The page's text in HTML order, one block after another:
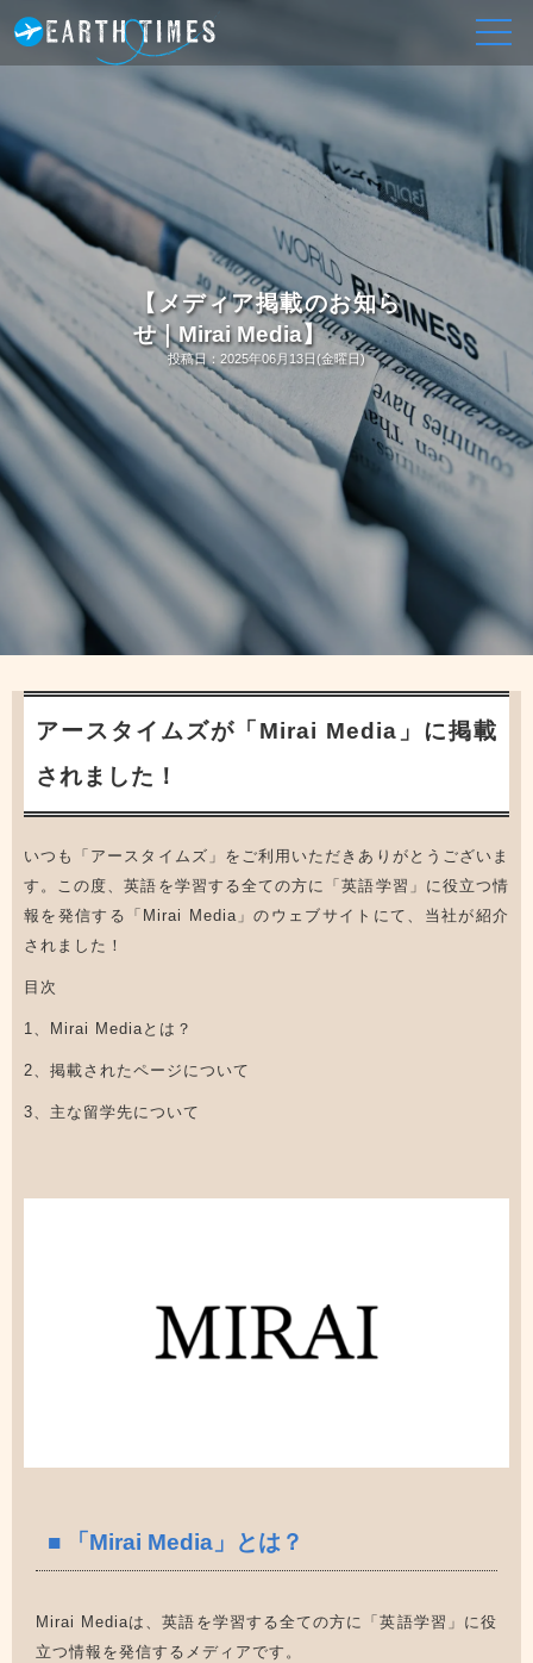
【メディア掲載のお知ら
せ｜Mirai Media】
投稿日： 2025年06月13日(金曜日)
アースタイムズが「Mirai Media」に掲載
されました！
いつも「アースタイムズ」をご利用いただきありがとうございま
す。この度、英語を学習する全ての方に「英語学習」に役立つ情
報を発信する「Mirai Media」のウェブサイトにて、当社が紹介
されました！
目次
1、Mirai Mediaとは？
2、掲載されたページについて
3、主な留学先について
■ 「Mirai Media」とは？
Mirai Mediaは、英語を学習する全ての方に「英語学習」に役
立つ情報を発信するメディアです。